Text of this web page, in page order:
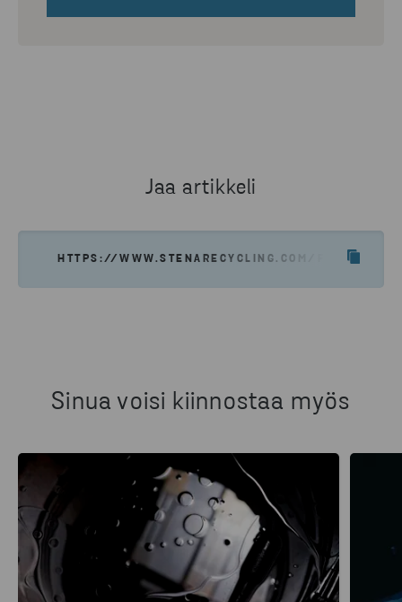
Jaa artikkeli
HTTPS://WWW.STENARECYCLING.COM/FI/
Sinua voisi kiinnostaa myös